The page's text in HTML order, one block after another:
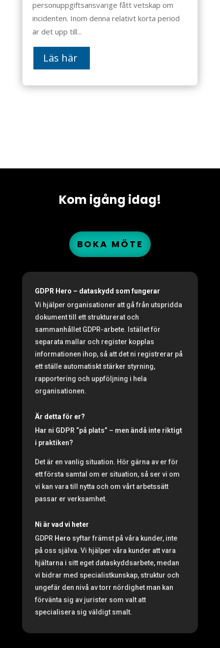
personuppgiftsansvarige fått vetskap om
incidenten. Inom denna relativt korta period
är det upp till...
Läs här
Kom igång idag!
BOKA MÖTE
GDPR Hero – dataskydd som fungerar
Vi hjälper organisationer att gå från utspridda
dokument till ett strukturerat och
sammanhållet GDPR-arbete. Istället för
separata mallar och register kopplas
informationen ihop, så att det ni registrerar på
ett ställe automatiskt stärker styrning,
rapportering och uppföljning i hela
organisationen.
Är detta för er?
Har ni GDPR “på plats” – men ändå inte riktigt
i praktiken?
Det är en vanlig situation. Hör gärna av er för
ett första samtal om er situation, så ser vi om
vi kan vara till nytta och om vårt arbetssätt
passar er verksamhet.
Ni är vad vi heter
GDPR Hero syftar främst på våra kunder, inte
på oss själva. Vi hjälper våra kunder att vara
hjältarna i sitt eget dataskyddsarbete, medan
vi bidrar med specialistkunskap, struktur och
ungefär den nivå av torr nördighet man kan
förvänta sig av jurister som valt att
specialisera sig väldigt smalt.